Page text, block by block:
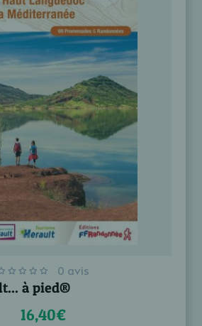
0 avis
à pied®
16,40€